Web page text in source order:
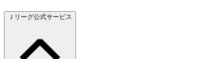
Ｊリーグ公式サービス